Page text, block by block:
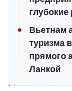
Вьетнам
туризма
прямого
Ланкой